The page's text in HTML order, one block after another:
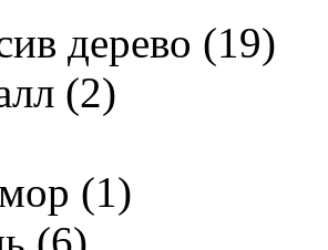
дерево (19)
(2)
(1)